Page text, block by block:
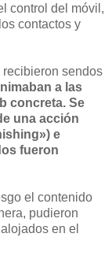
control del móvil,
contactos y
recibieron sendos
a las
concreta. Se
una acción
e
fueron
el contenido
pudieron
en el